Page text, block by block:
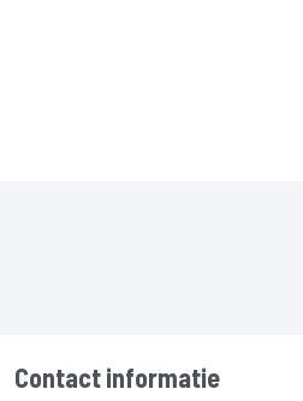
Contact informatie